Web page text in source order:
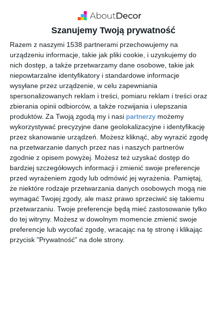
Szanujemy Twoją prywatność
Razem z naszymi 1538 partnerami przechowujemy na
urządzeniu informacje, takie jak pliki cookie, i uzyskujemy do
nich dostęp, a także przetwarzamy dane osobowe, takie jak
niepowtarzalne identyfikatory i standardowe informacje
wysyłane przez urządzenie, w celu zapewniania
spersonalizowanych reklam i treści, pomiaru reklam i treści oraz
zbierania opinii odbiorców, a także rozwijania i ulepszania
produktów. Za Twoją zgodą my i nasi partnerzy możemy
wykorzystywać precyzyjne dane geolokalizacyjne i identyfikację
przez skanowanie urządzeń. Możesz kliknąć, aby wyrazić zgodę
na przetwarzanie danych przez nas i naszych partnerów
zgodnie z opisem powyżej. Możesz też uzyskać dostęp do
bardziej szczegółowych informacji i zmienić swoje preferencje
przed wyrażeniem zgody lub odmówić jej wyrażenia.
Pamiętaj,
że niektóre rodzaje przetwarzania danych osobowych mogą nie
wymagać Twojej zgody, ale masz prawo sprzeciwić się takiemu
przetwarzaniu. Twoje preferencje będą mieć zastosowanie tylko
do tej witryny. Możesz w dowolnym momencie zmienić swoje
preferencje lub wycofać zgodę, wracając na tę stronę i klikając
przycisk "Prywatność" na dole strony.
Projekt kuchni w
zabudowie oraz ze
sprzętem AGD w słupku
Aranżacja projekt kuchni w zabudowie oraz ze sprzętem
AGD w słupku.
AUTOR: ArchDesign
DODAJ DO ULUBIONYCH
UDOSTĘPNIJ
Pozostałe zdjęcia w projekcie:
Dom jednorodzinny w
zabudowie bliźniaczej - ul. Ułanów Królewskich - Szczecin